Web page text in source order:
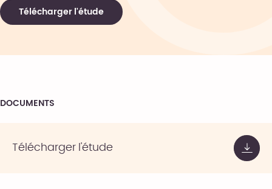
Télécharger l'étude
DOCUMENTS
Télécharger l'étude